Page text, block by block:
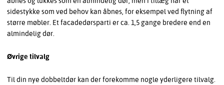
sidestykke som ved behov kan åbnes, for eksempel ved flytning af
større møbler. Et facadedørsparti er ca. 1,5 gange bredere end en
almindelig dør.
Øvrige tilvalg
Til din nye dobbeltdør kan der forekomme nogle yderligere tilvalg.